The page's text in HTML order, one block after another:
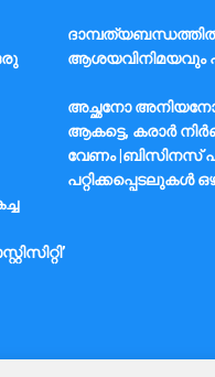
ആശയവിനിമയവും
അച്ഛനോ അനിയനോ
ആകട്ടെ, കരാർ
വേണം |ബിസിനസ്
പറ്റിക്കപ്പെടലുകൾ